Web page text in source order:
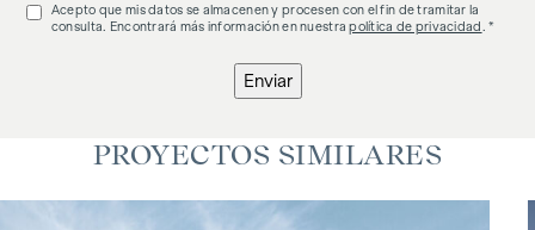
Acepto que mis datos se almacenen y procesen con el fin de tramitar la
consulta. Encontrará más información en nuestrapolítica de privacidad . *
Enviar
PROYECTOS SIMILARES